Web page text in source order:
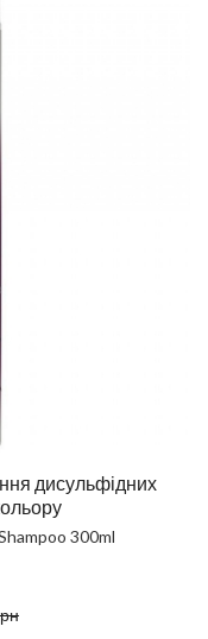
дисульфідних
300ml